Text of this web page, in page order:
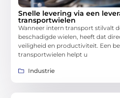
Snelle levering via een
transportwielen
Wanneer intern transport stilvalt
beschadigde wielen, heeft dat
veiligheid en productiviteit. Een
transportwielen helpt u
Industrie